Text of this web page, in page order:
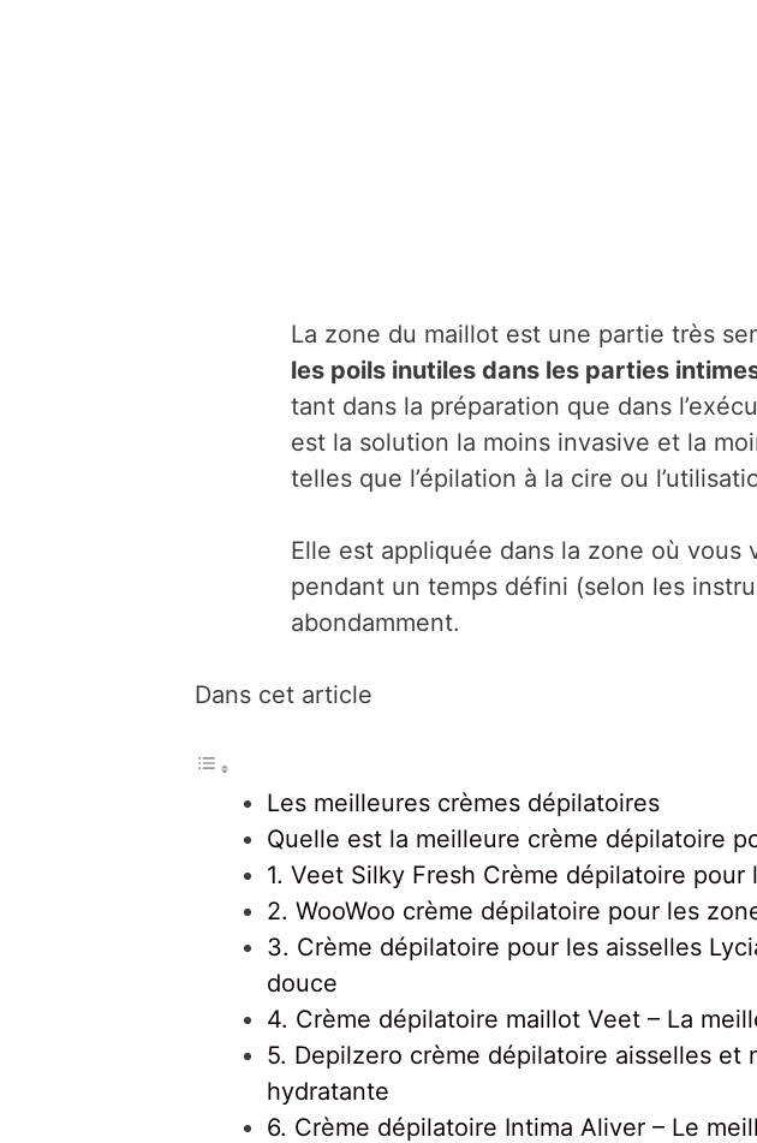
La zone du maillot est une partie très
les poils inutiles dans les parties
tant dans la préparation que dans
est la solution la moins invasive et la
telles que l’épilation à la cire ou
Elle est appliquée dans la zone où vous
pendant un temps défini (selon les
abondamment.
Dans cet article
Les meilleures crèmes dépilatoires
Quelle est la meilleure crème dépilatoire
1. Veet Silky Fresh Crème dépilatoire pour
2. WooWoo crème dépilatoire pour les
3. Crème dépilatoire pour les aisselles
douce
4. Crème dépilatoire maillot Veet – La
5. Depilzero crème dépilatoire aisselles
hydratante
6. Crème dépilatoire Intima Aliver – Le